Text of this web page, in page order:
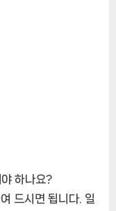
하나요?
드시면 됩니다. 일